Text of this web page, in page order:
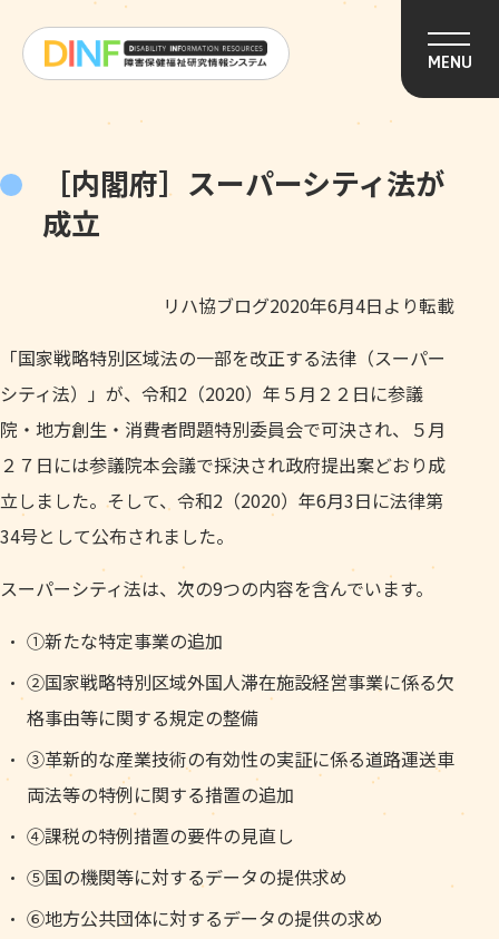
このページの本文へ移動
MENU
［内閣府］スーパーシティ法が
成立
リハ協ブログ2020年6月4日より転載
「国家戦略特別区域法の一部を改正する法律（スーパー
シティ法）」が、令和2（2020）年５月２２日に参議
院・地方創生・消費者問題特別委員会で可決され、５月
２７日には参議院本会議で採決され政府提出案どおり成
立しました。そして、令和2（2020）年6月3日に法律第
34号として公布されました。
スーパーシティ法は、次の9つの内容を含んでいます。
①新たな特定事業の追加
②国家戦略特別区域外国人滞在施設経営事業に係る欠
格事由等に関する規定の整備
③革新的な産業技術の有効性の実証に係る道路運送車
両法等の特例に関する措置の追加
④課税の特例措置の要件の見直し
⑤国の機関等に対するデータの提供求め
⑥地方公共団体に対するデータの提供の求め